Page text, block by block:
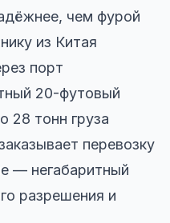
чем фурой
из Китая
порт
20-футовый
28 тонн груза
перевозку
— негабаритный
разрешения и